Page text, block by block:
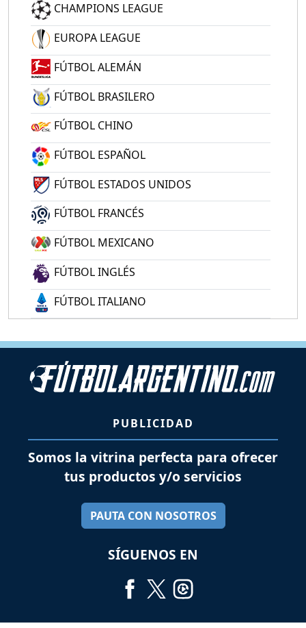
CHAMPIONS LEAGUE
EUROPA LEAGUE
FÚTBOL ALEMÁN
FÚTBOL BRASILERO
FÚTBOL CHINO
FÚTBOL ESPAÑOL
FÚTBOL ESTADOS UNIDOS
FÚTBOL FRANCÉS
FÚTBOL MEXICANO
FÚTBOL INGLÉS
FÚTBOL ITALIANO
PUBLICIDAD
Somos la vitrina perfecta para ofrecer
tus productos y/o servicios
PAUTA CON NOSOTROS
SÍGUENOS EN